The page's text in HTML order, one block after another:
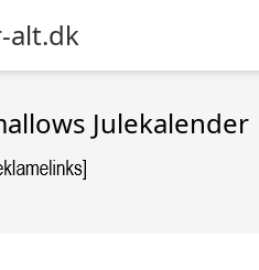
alt.dk
Julekalender